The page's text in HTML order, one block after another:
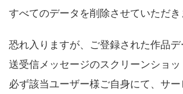
すべてのデータを削除させていただき
恐れ入りますが、ご登録された作品デ
送受信メッセージのスクリーンショ
必ず該当ユーザー様ご自身にて、サ